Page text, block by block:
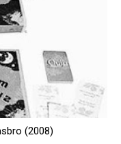
(2008)